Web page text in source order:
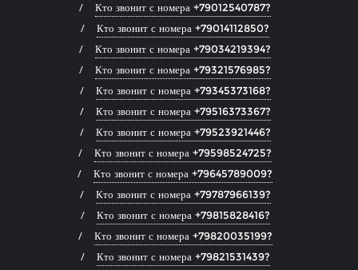
Кто звонит с номера +79012540787?
Кто звонит с номера +79014112850?
Кто звонит с номера +79034219394?
Кто звонит с номера +79321576985?
Кто звонит с номера +79345373168?
Кто звонит с номера +79516373367?
Кто звонит с номера +79523921446?
Кто звонит с номера +79598524725?
Кто звонит с номера +79645789009?
Кто звонит с номера +79787966139?
Кто звонит с номера +79815828416?
Кто звонит с номера +79820035199?
Кто звонит с номера +79821531439?